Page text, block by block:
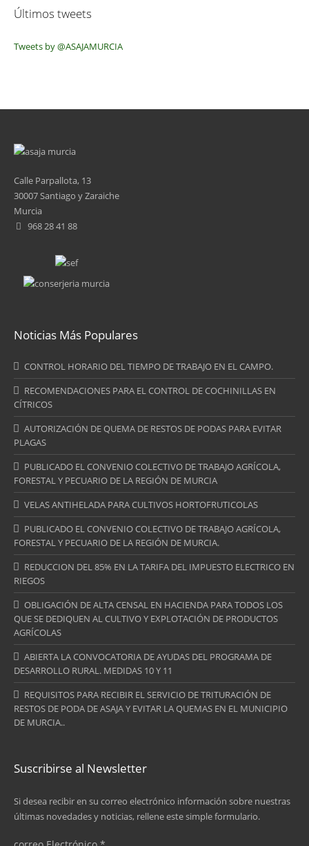
Últimos tweets
Tweets by @ASAJAMURCIA
Calle Parpallota, 13
30007 Santiago y Zaraiche
Murcia
968 28 41 88
Noticias Más Populares
CONTROL HORARIO DEL TIEMPO DE TRABAJO EN EL CAMPO.
RECOMENDACIONES PARA EL CONTROL DE COCHINILLAS EN
CÍTRICOS
AUTORIZACIÓN DE QUEMA DE RESTOS DE PODAS PARA EVITAR
PLAGAS
PUBLICADO EL CONVENIO COLECTIVO DE TRABAJO AGRÍCOLA,
FORESTAL Y PECUARIO DE LA REGIÓN DE MURCIA
VELAS ANTIHELADA PARA CULTIVOS HORTOFRUTICOLAS
PUBLICADO EL CONVENIO COLECTIVO DE TRABAJO AGRÍCOLA,
FORESTAL Y PECUARIO DE LA REGIÓN DE MURCIA.
REDUCCION DEL 85% EN LA TARIFA DEL IMPUESTO ELECTRICO EN
RIEGOS
OBLIGACIÓN DE ALTA CENSAL EN HACIENDA PARA TODOS LOS
QUE SE DEDIQUEN AL CULTIVO Y EXPLOTACIÓN DE PRODUCTOS
AGRÍCOLAS
ABIERTA LA CONVOCATORIA DE AYUDAS DEL PROGRAMA DE
DESARROLLO RURAL. MEDIDAS 10 Y 11
REQUISITOS PARA RECIBIR EL SERVICIO DE TRITURACIÓN DE
RESTOS DE PODA DE ASAJA Y EVITAR LA QUEMAS EN EL MUNICIPIO
DE MURCIA..
Suscribirse al Newsletter
Si desea recibir en su correo electrónico información sobre nuestras
últimas novedades y noticias, rellene este simple formulario.